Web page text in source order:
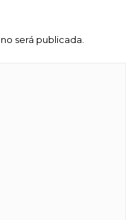
será publicada.